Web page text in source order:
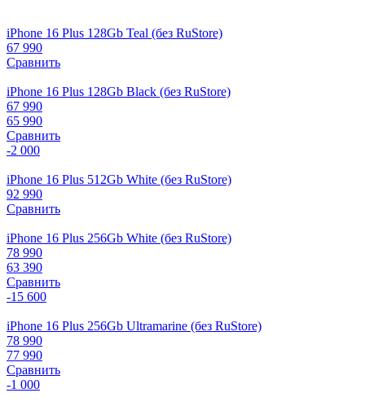
iPhone 16 Plus 128Gb Teal (без RuStore)
67 990
Сравнить
iPhone 16 Plus 128Gb Black (без RuStore)
67 990
65 990
Сравнить
-2 000
iPhone 16 Plus 512Gb White (без RuStore)
92 990
Сравнить
iPhone 16 Plus 256Gb White (без RuStore)
78 990
63 390
Сравнить
-15 600
iPhone 16 Plus 256Gb Ultramarine (без RuStore)
78 990
77 990
Сравнить
-1 000